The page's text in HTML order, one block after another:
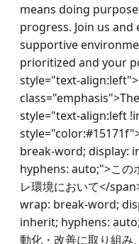
means doing
progress. Join us and
supportive
prioritized and your
style="text-
style="text-align:left
break-word; display:
hyphens: auto;">この
レ環境において</
wrap: break-word;
inherit; hyphens:
動化・改善に取り組